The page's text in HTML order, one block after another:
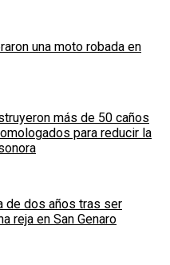
una moto robada en
más de 50 caños
para reducir la
de dos años tras ser
reja en San Genaro